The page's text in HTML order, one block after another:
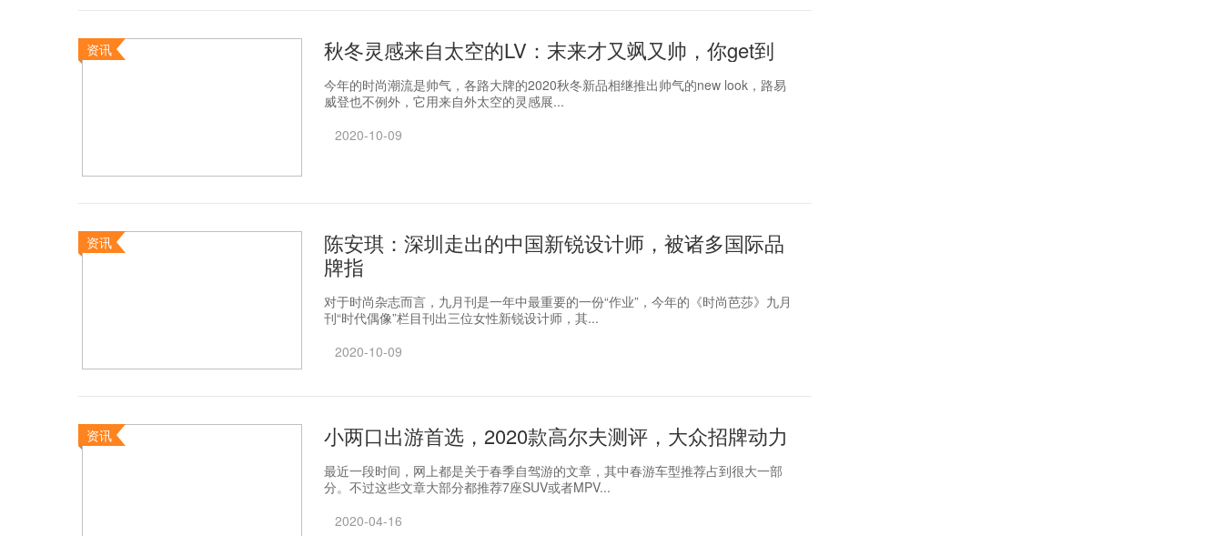
资讯 秋冬灵感来自太空的LV：末来才又飒又帅，你get到
今年的时尚潮流是帅气，各路大牌的2020秋冬新品相继推出帅气的new look，路易
威登也不例外，它用来自外太空的灵感展...
2020-10-09
资讯
陈安琪：深圳走出的中国新锐设计师，被诸多国际品
牌指
对于时尚杂志而言，九月刊是一年中最重要的一份“作业”，今年的《时尚芭莎》九月
刊“时代偶像”栏目刊出三位女性新锐设计师，其...
2020-10-09
资讯 小两口出游首选，2020款高尔夫测评，大众招牌动力
最近一段时间，网上都是关于春季自驾游的文章，其中春游车型推荐占到很大一部
分。不过这些文章大部分都推荐7座SUV或者MPV...
2020-04-16